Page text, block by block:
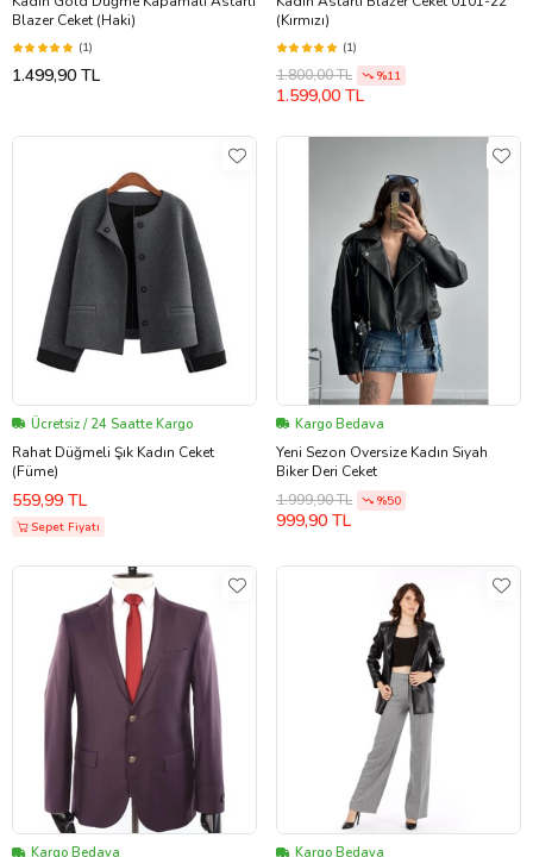
Blazer Ceket (Haki)
(1)
1.499,90 TL
(Kırmızı)
(1)
1.800,00 TL %11
1.599,00 TL
Ücretsiz / 24 Saatte Kargo
Rahat Düğmeli Şık Kadın Ceket
(Füme)
559,99 TL
Sepet Fiyatı
Kargo Bedava
Yeni Sezon Oversize Kadın Siyah
Biker Deri Ceket
1.999,90 TL
%50
999,90 TL
Kargo Bedava Kargo Bedava